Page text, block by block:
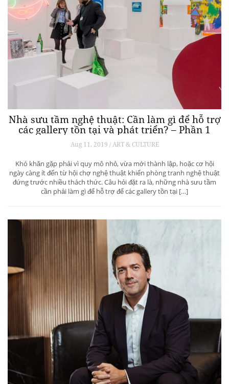
Nhà sưu tầm nghệ thuật: Cần làm gì để hỗ trợ
các gallery tồn tại và phát triển? – Phần 1
Aug 11, 2019 / ART & CULTURE
Khó khăn gặp phải vì quy mô nhỏ, vừa mới thành lập, hoặc cơ hội
ngày càng ít đến từ hội chợ nghệ thuật khiến phòng tranh nghệ thuật
đứng trước nhiều thách thức. Câu hỏi đặt ra là, những nhà sưu tầm
cần phải làm gì để hỗ trợ để các gallery tồn tại […]